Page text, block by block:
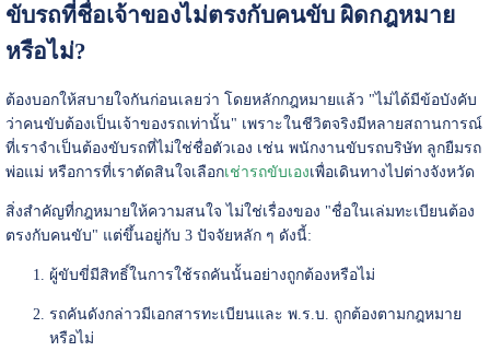
ขับรถที่ชื่อเจ้าของไม่ตรงกับคนขับ ผิดกฎหมาย
หรือไม่?
ต้องบอกให้สบายใจกันก่อนเลยว่า โดยหลักกฎหมายแล้ว "ไม่ได้มีข้อบังคับ
ว่าคนขับต้องเป็นเจ้าของรถเท่านั้น" เพราะในชีวิตจริงมีหลายสถานการณ์
ที่เราจำเป็นต้องขับรถที่ไม่ใช่ชื่อตัวเอง เช่น พนักงานขับรถบริษัท ลูกยืมรถ
พ่อแม่ หรือการที่เราตัดสินใจเลือกเช่ารถขับเองเพื่อเดินทางไปต่างจังหวัด
สิ่งสำคัญที่กฎหมายให้ความสนใจ ไม่ใช่เรื่องของ "ชื่อในเล่มทะเบียนต้อง
ตรงกับคนขับ" แต่ขึ้นอยู่กับ 3 ปัจจัยหลัก ๆ ดังนี้:
ผู้ขับขี่มีสิทธิ์ในการใช้รถคันนั้นอย่างถูกต้องหรือไม่
รถคันดังกล่าวมีเอกสารทะเบียนและ พ.ร.บ. ถูกต้องตามกฎหมาย
หรือไม่